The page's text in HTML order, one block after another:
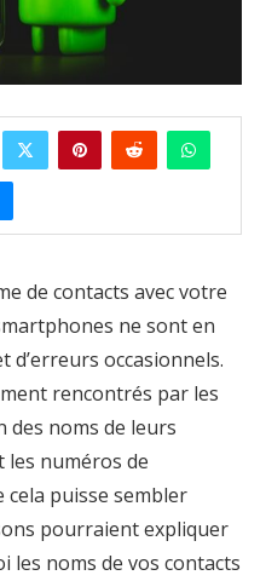
de contacts avec votre
ne sont en
d’erreurs occasionnels.
rencontrés par les
noms de leurs
les numéros de
cela puisse sembler
pourraient expliquer
les noms de vos contacts